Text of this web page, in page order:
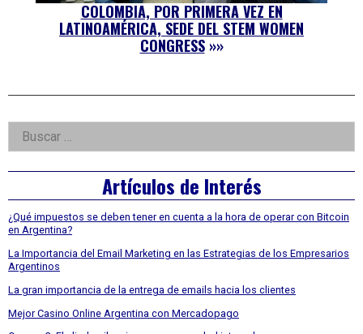
COLOMBIA, POR PRIMERA VEZ EN
LATINOAMÉRICA, SEDE DEL STEM WOMEN
CONGRESS»»
Right
Asides
Buscar:
Artículos de Interés
¿Qué impuestos se deben tener en cuenta a la hora de operar con Bitcoin
en Argentina?
La Importancia del Email Marketing en las Estrategias de los Empresarios
Argentinos
La gran importancia de la entrega de emails hacia los clientes
Mejor Casino Online Argentina con Mercadopago